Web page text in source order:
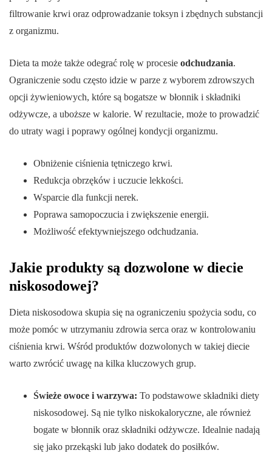
filtrowanie krwi oraz odprowadzanie toksyn i zbędnych substancji
z organizmu.
Dieta ta może także odegrać rolę w procesie odchudzania.
Ograniczenie sodu często idzie w parze z wyborem zdrowszych
opcji żywieniowych, które są bogatsze w błonnik i składniki
odżywcze, a uboższe w kalorie. W rezultacie, może to prowadzić
do utraty wagi i poprawy ogólnej kondycji organizmu.
Obniżenie ciśnienia tętniczego krwi.
Redukcja obrzęków i uczucie lekkości.
Wsparcie dla funkcji nerek.
Poprawa samopoczucia i zwiększenie energii.
Możliwość efektywniejszego odchudzania.
Jakie produkty są dozwolone w diecie
niskosodowej?
Dieta niskosodowa skupia się na ograniczeniu spożycia sodu, co
może pomóc w utrzymaniu zdrowia serca oraz w kontrolowaniu
ciśnienia krwi. Wśród produktów dozwolonych w takiej diecie
warto zwrócić uwagę na kilka kluczowych grup.
Świeże owoce i warzywa: To podstawowe składniki diety
niskosodowej. Są nie tylko niskokaloryczne, ale również
bogate w błonnik oraz składniki odżywcze. Idealnie nadają
się jako przekąski lub jako dodatek do posiłków.